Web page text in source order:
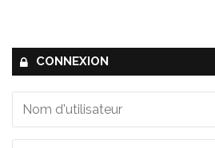
CONNEXION